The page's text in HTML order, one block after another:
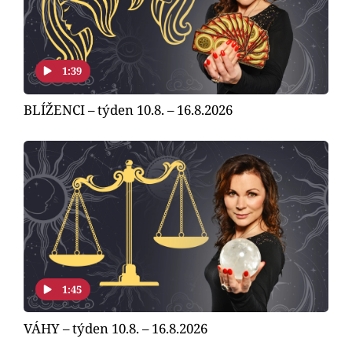
1:39
BLÍŽENCI – týden 10.8. – 16.8.2026
1:45
VÁHY – týden 10.8. – 16.8.2026